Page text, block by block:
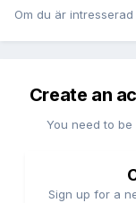
Om du är
Create an
You need to
Sign up for a